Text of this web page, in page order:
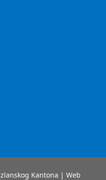
Kantona | Web